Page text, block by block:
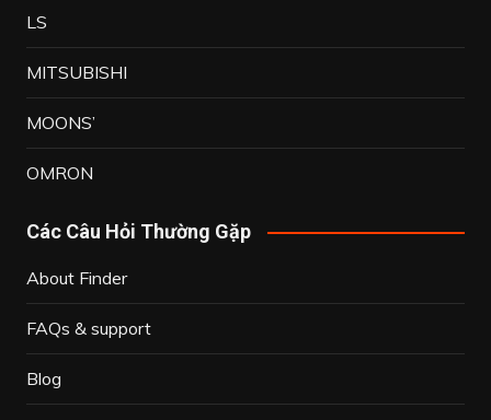
LS
MITSUBISHI
MOONS’
OMRON
Các Câu Hỏi Thường Gặp
About Finder
FAQs & support
Blog